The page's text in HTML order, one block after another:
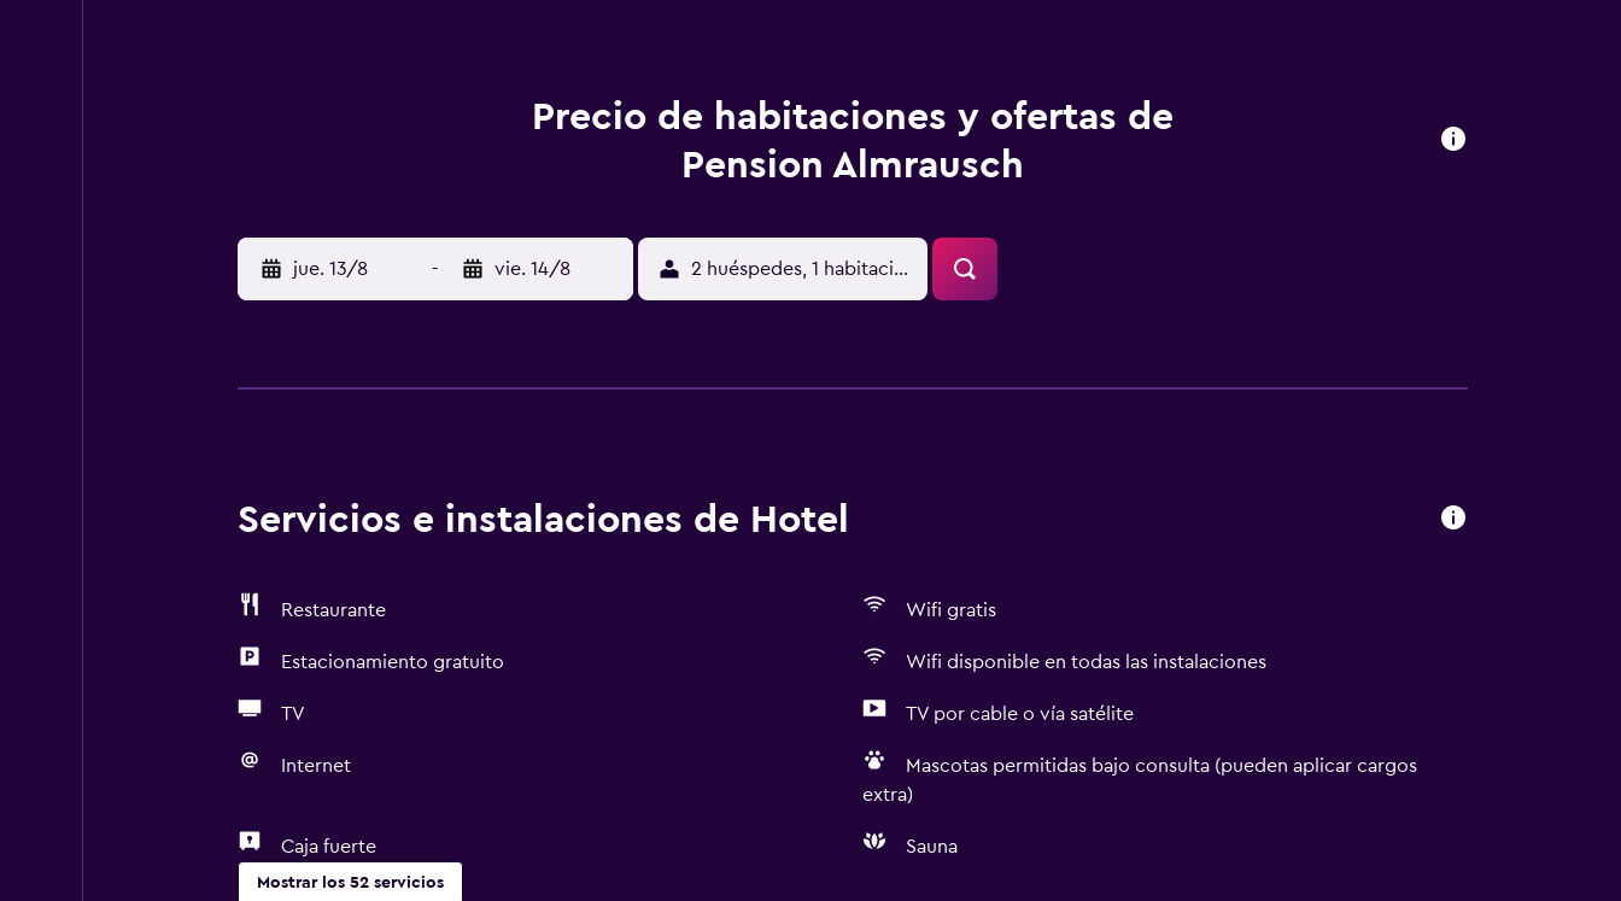
Precio de habitaciones y ofertas de
Pension Almrausch
jue. 13/8 - vie. 14/8 2 huéspedes, 1 habitación
Servicios e instalaciones de Hotel
Restaurante Wifi gratis
Estacionamiento gratuito Wifi disponible en todas las instalaciones
TV TV por cable o vía satélite
Internet
Mascotas permitidas bajo consulta (pueden aplicar cargos
extra)
Caja fuerte Sauna
Mostrar los 52 servicios